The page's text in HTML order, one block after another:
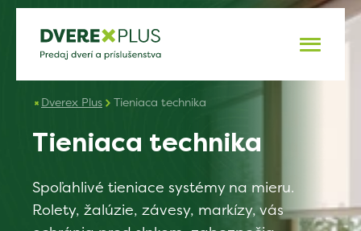
Dverex Plus Tieniaca technika
Tieniaca technika
Spoľahlivé tieniace systémy na mieru.
Rolety, žalúzie, závesy, markízy, vás